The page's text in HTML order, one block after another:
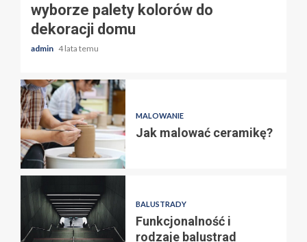
wyborze palety kolorów do
dekoracji domu
admin 4 lata temu
MALOWANIE
Jak malować ceramikę?
BALUSTRADY
Funkcjonalność i
rodzaje balustrad